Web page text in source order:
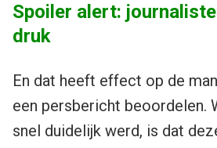
Spoiler alert:
druk
En dat heeft effect op de
een persbericht beoordelen.
snel duidelijk werd, is dat